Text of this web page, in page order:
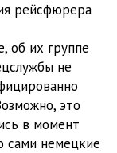
08:27
09:55
07:25
рейсфюрера
об их группе
не
это
в момент
сами немецкие